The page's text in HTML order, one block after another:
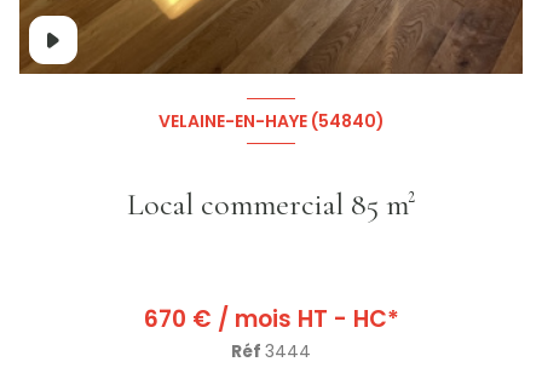
+3
VELAINE-EN-HAYE (54840)
Local commercial 85 m²
670 € / mois HT - HC*
Réf 3444